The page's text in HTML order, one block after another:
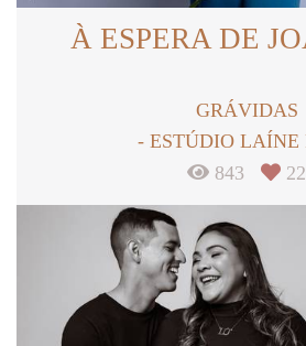
À ESPERA DE
GRÁVIDAS
ESTÚDIO LAÍNE
843
22